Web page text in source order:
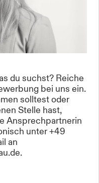
du suchst? Reiche
bei uns ein.
solltest oder
Stelle hast,
Ansprechpartnerin
unter +49
an